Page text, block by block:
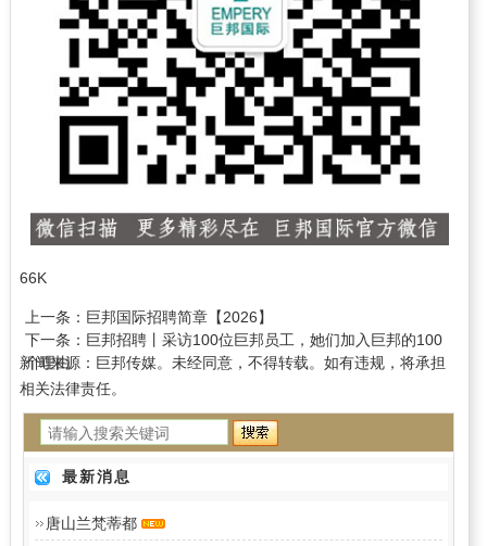
66K
上一条： 巨邦国际招聘简章【2026】
下一条： 巨邦招聘丨采访100位巨邦员工，她们加入巨邦的100
个理由
新闻来源：巨邦传媒。未经同意，不得转载。如有违规，将承担
相关法律责任。
最新消息
唐山兰梵蒂都